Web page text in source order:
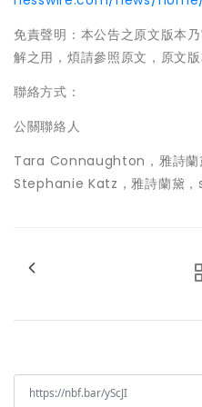
免責聲明：本公告之原文版本
解之用，煩請參照原文，原文
聯絡方式：
公關聯絡人
Tara Connaughton，雅詩
Stephanie Katz，雅詩蘭黛